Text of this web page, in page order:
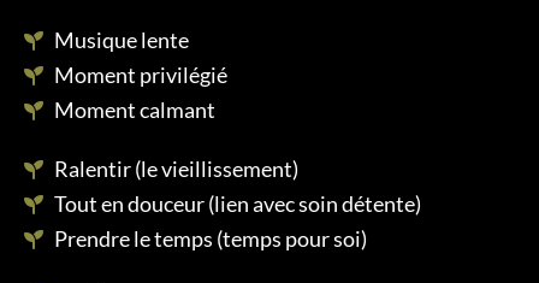
Musique lente
Moment privilégié
Moment calmant
Ralentir (le vieillissement)
Tout en douceur (lien avec soin détente)
Prendre le temps (temps pour soi)